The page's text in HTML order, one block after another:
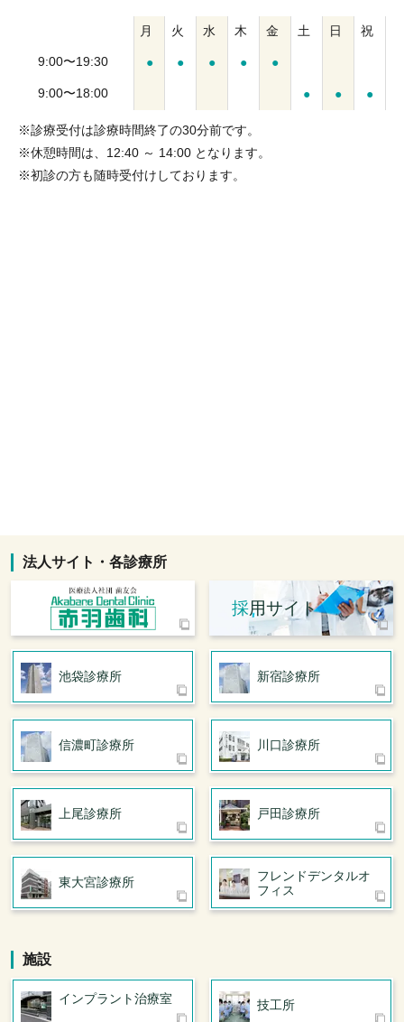
月 火 水 木 金 土 日 祝
9:00〜19:30 ● ● ● ● ●
9:00〜18:00 ● ● ●
※診療受付は診療時間終了の30分前です。
※休憩時間は、12:40 ～ 14:00 となります。
※初診の方も随時受付けしております。
法人サイト・各診療所
採用サイト
池袋診療所 新宿診療所
信濃町診療所 川口診療所
上尾診療所 戸田診療所
東大宮診療所 フレンドデンタルオ
フィス
施設
インプラント治療室 技工所